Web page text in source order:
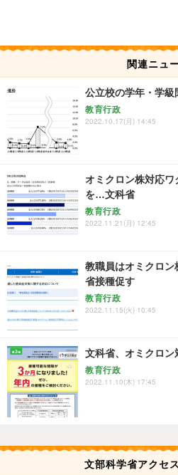
関連ニュ
公立校の学年・学
教育行政
2022.10.17(月) 14:45
オミクロン株対応
を…文科省
教育行政
2022.11.21(月) 12:45
教職員はオミクロ
省接種促す
教育行政
2022.11.15(火) 10:45
文科省、オミクロ
教育行政
2022.11.10(木) 17:45
文部科学省アクセ